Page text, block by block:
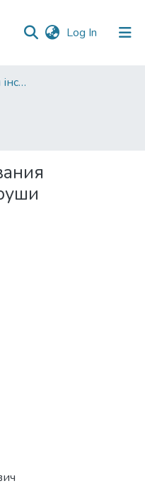
Log In (current)
Навчально-науковий інститут агротехнологій, селекції та екології